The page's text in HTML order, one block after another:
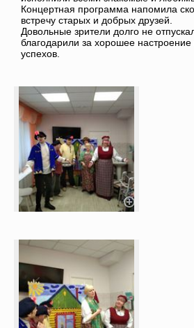
Концертная программа напомила
встречу старых и добрых друзей.
Довольные зрители долго не
благодарили за хорошее настроение
успехов.